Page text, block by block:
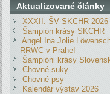
Aktualizované články
XXXII. ŠV SKCHR
Šampión krásy SKCHR
Angel Ina Jolie
RRWC v Prahe!
Šampióni krásy
Chovné suky
Chovné psy
Kalendár výstav 2026